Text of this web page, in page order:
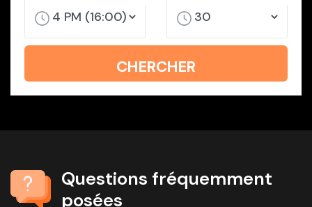
CHERCHER
Questions fréquemment
posées